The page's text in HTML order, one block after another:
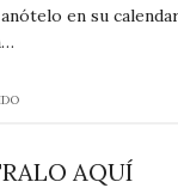
en su
AQUÍ